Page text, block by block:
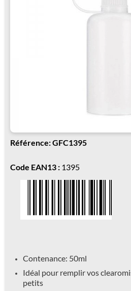
Référence: GFC1395
Code EAN13 : 1395
Contenance: 50ml
Idéal pour remplir vos
petits